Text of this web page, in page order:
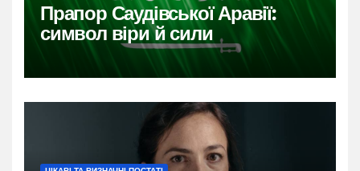
Прапор Саудівської Аравії:
символ віри й сили